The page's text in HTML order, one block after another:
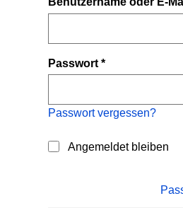
Passwort*
Passwort vergessen?
Angemeldet bleiben